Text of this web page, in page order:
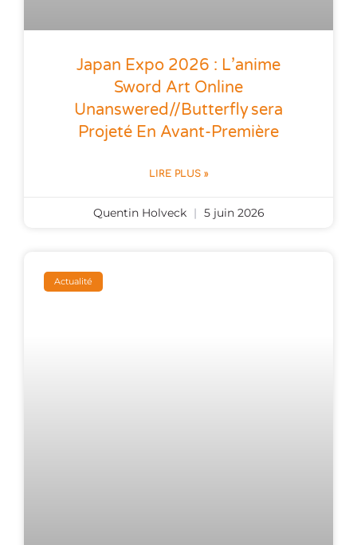
Japan Expo 2026 : L’anime
Sword Art Online
Unanswered//butterfly Sera
Projeté En Avant-Première
LIRE PLUS »
Quentin Holveck 5 juin 2026
Actualité